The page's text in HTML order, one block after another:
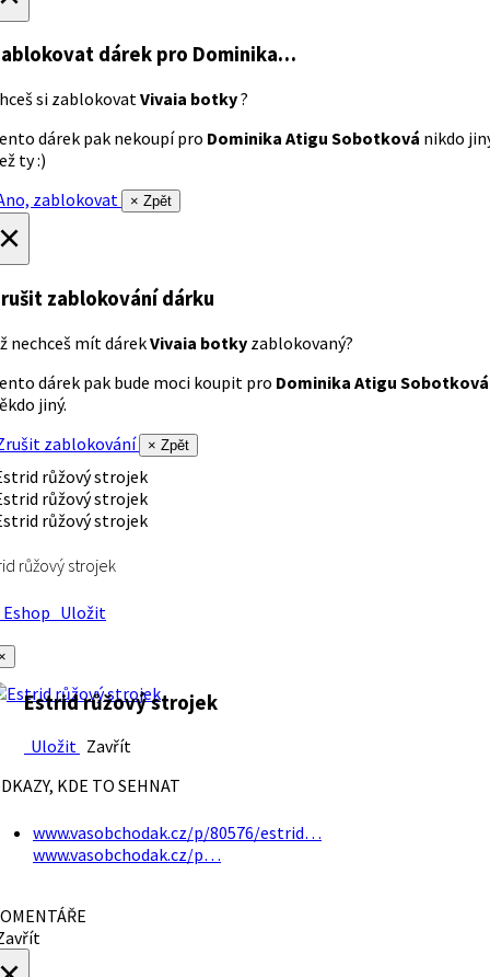
dárek pro Dominika…
si zablokovatVivaia botky?
dárek pak nekoupí pro Dominika Atigu Sobotková nikdo
ty :)
zablokovat
× Zpět
zablokování dárku
nechceš mít dárekVivaia botky zablokovaný?
dárek pak bude moci koupit pro Dominika Atigu Sobotková
jiný.
zablokování
× Zpět
růžový strojek
Uložit
Estrid růžový strojek
Uložit Zavřít
KDE TO SEHNAT
www.vasobchodak.cz/p/80576/estrid…
www.vasobchodak.cz/p…